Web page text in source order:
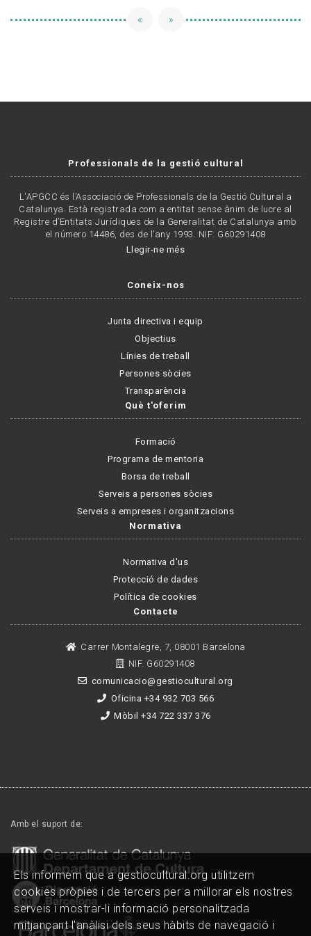
« »
Professionals de la gestió cultural
L'APGCC és l’Associació de Professionals de la Gestió Cultural a
Catalunya. Està registrada com a entitat sense ànim de lucre al
Registre d’Entitats Jurídiques de la Generalitat de Catalunya amb
el número 14486, des de l’any 1993. NIF: G60291408
Llegir-ne més
Coneix-nos
Junta directiva i equip
Objectius
Línies de treball
Persones sòcies
Transparència
Què t'oferim
Formació
Programa de mentoria
Borsa de treball
Serveis a persones sòcies
Serveis a empreses i organitzacions
Normativa
Normativa d'us
Protecció de dades
Política de cookies
Contacte
Carrer Montalegre, 7, 08001 Barcelona
NIF. G60291408
comunicacio@gestiocultural.org
Oficina +34 932 703 566
Mòbil +34 722 337 376
Amb el suport de:
Els informem que a gestiocultural.org utilitzem
cookies pròpies i de tercers per a millorar els nostres
serveis i mostrar-li informació personalitzada
mitjançant l'anàlisi dels seus hàbits de navegació i